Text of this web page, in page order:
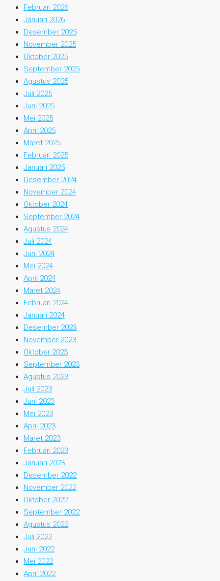
Februari 2026
Januari 2026
Desember 2025
November 2025
Oktober 2025
September 2025
Agustus 2025
Juli 2025
Juni 2025
Mei 2025
April 2025
Maret 2025
Februari 2025
Januari 2025
Desember 2024
November 2024
Oktober 2024
September 2024
Agustus 2024
Juli 2024
Juni 2024
Mei 2024
April 2024
Maret 2024
Februari 2024
Januari 2024
Desember 2023
November 2023
Oktober 2023
September 2023
Agustus 2023
Juli 2023
Juni 2023
Mei 2023
April 2023
Maret 2023
Februari 2023
Januari 2023
Desember 2022
November 2022
Oktober 2022
September 2022
Agustus 2022
Juli 2022
Juni 2022
Mei 2022
April 2022